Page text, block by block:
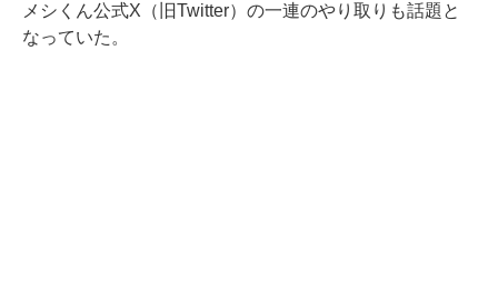
メシくん公式X（旧Twitter）の一連のやり取りも話題と
なっていた。